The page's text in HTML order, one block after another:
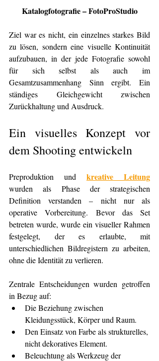
Katalogfotografie – FotoProStudio
Ziel war es nicht, ein einzelnes starkes Bild
zu lösen, sondern eine visuelle Kontinuität
aufzubauen, in der jede Fotografie sowohl
für sich selbst als auch im
Gesamtzusammenhang Sinn ergibt. Ein
ständiges Gleichgewicht zwischen
Zurückhaltung und Ausdruck.
Ein visuelles Konzept vor
dem Shooting entwickeln
Preproduktion und kreative Leitung
wurden als Phase der strategischen
Definition verstanden – nicht nur als
operative Vorbereitung. Bevor das Set
betreten wurde, wurde ein visueller Rahmen
festgelegt, der es erlaubte, mit
unterschiedlichen Bildregistern zu arbeiten,
ohne die Identität zu verlieren.
Zentrale Entscheidungen wurden getroffen
in Bezug auf:
Die Beziehung zwischen
Kleidungsstück, Körper und Raum.
Den Einsatz von Farbe als strukturelles,
nicht dekoratives Element.
Beleuchtung als Werkzeug der